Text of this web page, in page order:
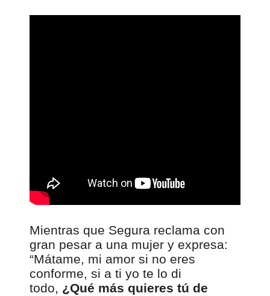
Mientras que Segura reclama con
gran pesar a una mujer y expresa:
“Mátame, mi amor si no eres
conforme, si a ti yo te lo di
todo, ¿Qué más quieres tú de